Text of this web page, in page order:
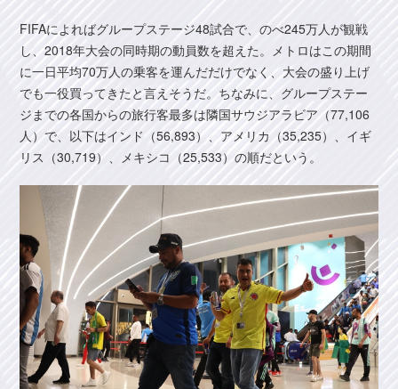
FIFAによればグループステージ48試合で、のべ245万人が観戦
し、2018年大会の同時期の動員数を超えた。メトロはこの期間
に一日平均70万人の乗客を運んだだけでなく、大会の盛り上げ
でも一役買ってきたと言えそうだ。ちなみに、グループステー
ジまでの各国からの旅行客最多は隣国サウジアラビア（77,106
人）で、以下はインド（56,893）、アメリカ（35,235）、イギ
リス（30,719）、メキシコ（25,533）の順だという。